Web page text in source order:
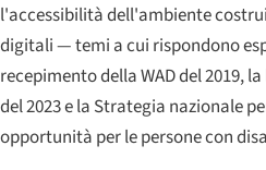
l'accessibilità dell'ambiente
digitali — temi a cui rispondono
recepimento della WAD del 2019,
del 2023 e la Strategia nazionale
opportunità per le persone con